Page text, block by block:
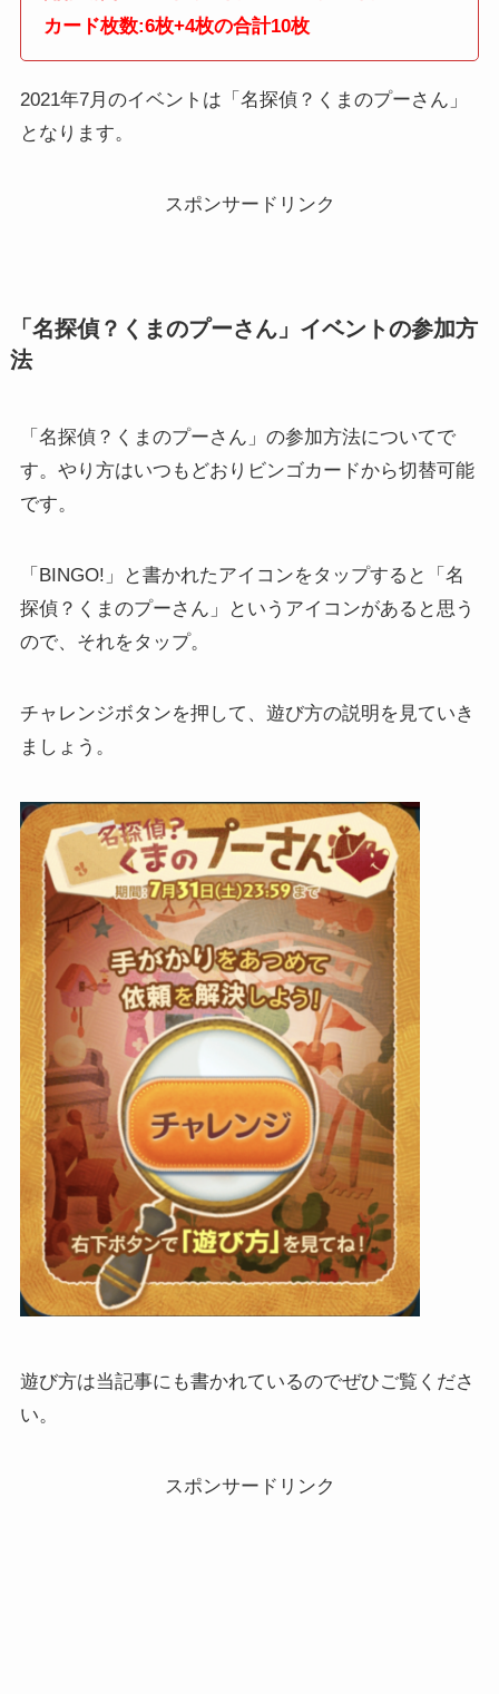
カード枚数:6枚+4枚の合計10枚
2021年7月のイベントは「名探偵？くまのプーさん」
となります。
スポンサードリンク
「名探偵？くまのプーさん」イベントの参加方
法
「名探偵？くまのプーさん」の参加方法についてで
す。やり方はいつもどおりビンゴカードから切替可能
です。
「BINGO!」と書かれたアイコンをタップすると「名
探偵？くまのプーさん」というアイコンがあると思う
ので、それをタップ。
チャレンジボタンを押して、遊び方の説明を見ていき
ましょう。
遊び方は当記事にも書かれているのでぜひご覧くださ
い。
スポンサードリンク